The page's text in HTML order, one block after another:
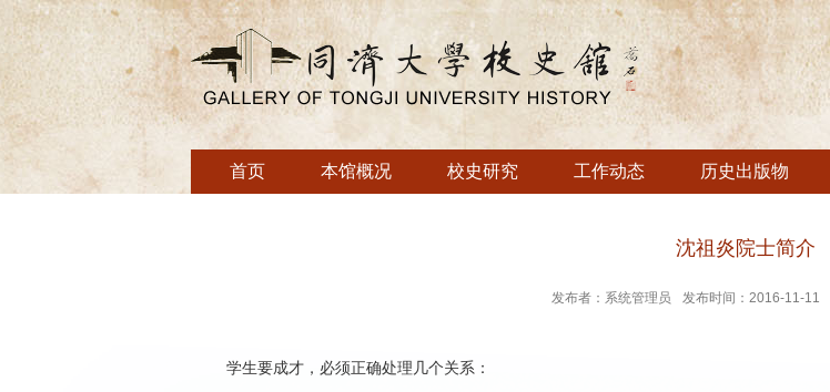
首页 本馆概况 校史研究 工作动态 历史出版物
沈祖炎院士简介
发布者：系统管理员 发布时间：2016-11-11
学生要成才，必须正确处理几个关系：